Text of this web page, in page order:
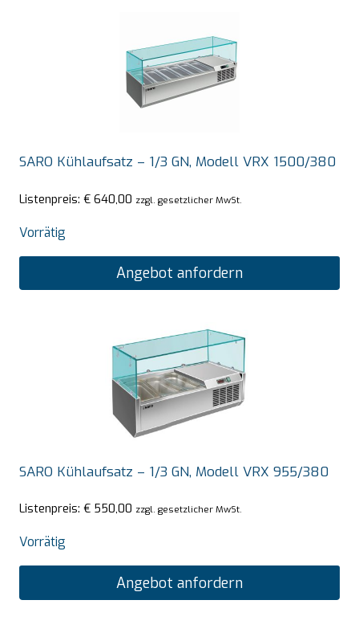
SARO Kühlaufsatz – 1/3 GN, Modell VRX 1500/380
Listenpreis: € 640,00 zzgl. gesetzlicher MwSt.
Vorrätig
Angebot anfordern
SARO Kühlaufsatz – 1/3 GN, Modell VRX 955/380
Listenpreis: € 550,00 zzgl. gesetzlicher MwSt.
Vorrätig
Angebot anfordern